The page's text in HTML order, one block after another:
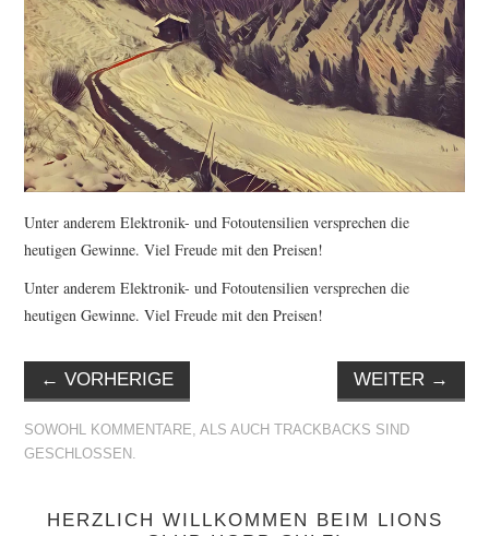
Unter anderem Elektronik- und Fotoutensilien versprechen die
heutigen Gewinne. Viel Freude mit den Preisen!
Unter anderem Elektronik- und Fotoutensilien versprechen die
heutigen Gewinne. Viel Freude mit den Preisen!
← VORHERIGE WEITER →
SOWOHL KOMMENTARE, ALS AUCH TRACKBACKS SIND
GESCHLOSSEN.
HERZLICH WILLKOMMEN BEIM LIONS